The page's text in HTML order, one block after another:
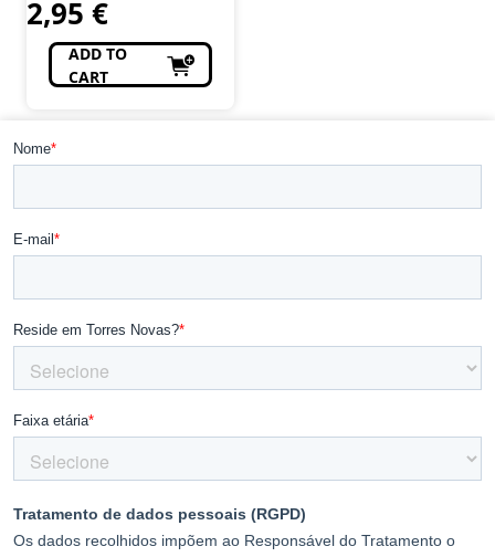
2,95 €
ADD TO
CART